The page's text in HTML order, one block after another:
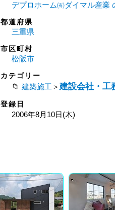
デプロホーム㈲ダイマル産業
都道府県
三重県
市区町村
松阪市
カテゴリー
建築施工＞ 建設会社・工
登録日
2006年8月10日(木)